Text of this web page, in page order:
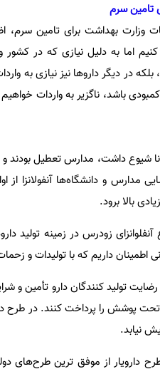
تامین سرم
وزارت بهداشت برای تامین
در دیگر داروها نیز نیازی به
باشد، ناگزیر به واردات
شیوع داشت، مدارس تعطیل بودند و
مدارس و دانشگاه‌ها
بالا برود.
زودرس در زمینه تولید
داریم که با تولیدات و
تولید کنندگان دارو تأمین و
پوشش را پرداخت کنند. در طرح
نیابد.
طرح دارویار از موفق ترین